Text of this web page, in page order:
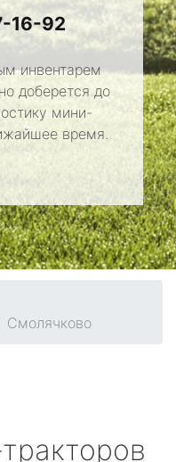
16-92
инвентарем
доберется до
мини-
время.
Смолячково